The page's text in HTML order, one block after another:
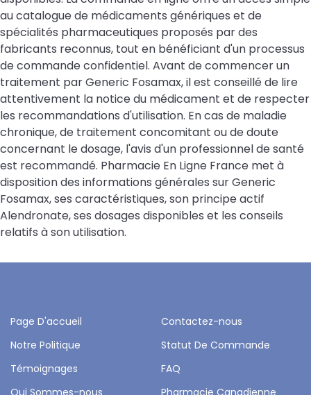
au catalogue de médicaments génériques et de
spécialités pharmaceutiques proposés par des
fabricants reconnus, tout en bénéficiant d'un processus
de commande confidentiel. Avant de commencer un
traitement par Generic Fosamax, il est conseillé de lire
attentivement la notice du médicament et de respecter
les recommandations d'utilisation. En cas de maladie
chronique, de traitement concomitant ou de doute
concernant le dosage, l'avis d'un professionnel de santé
est recommandé. Pharmacie En Ligne France met à
disposition des informations générales sur Generic
Fosamax, ses caractéristiques, son principe actif
Alendronate, ses dosages disponibles et les conseils
relatifs à son utilisation.
Page D'accueil
Contactez-nous
Notre Politique
Statut De Commande
Témoignages
FAQ
Qui Sommes-nous
Pharmacie Canadienne